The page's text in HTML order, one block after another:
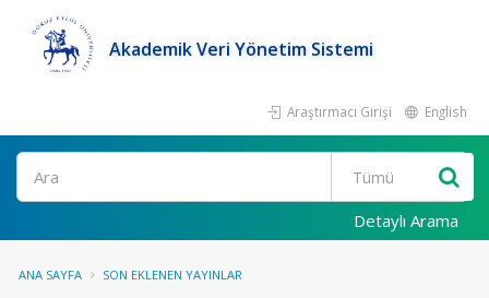
Akademik Veri Yönetim Sistemi
Araştırmacı Girişi English
Ara
Detaylı Arama
ANA SAYFA SON EKLENEN YAYINLAR